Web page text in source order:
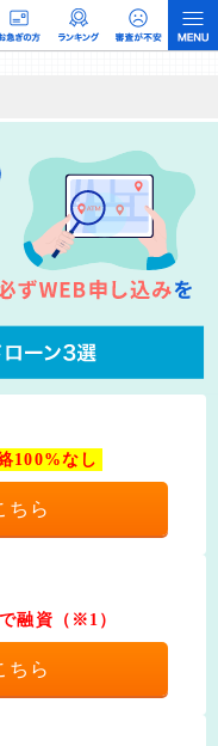
モデルです。 ただし、特定の
査／ユーザーへの口コミ収集な
す。
100%なし
ちら
で融資（※1）
ちら